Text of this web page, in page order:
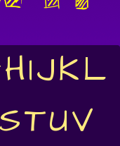
HIJKL
STUV